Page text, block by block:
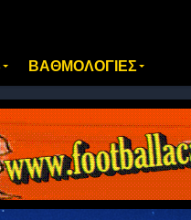
ΒΑΘΜΟΛΟΓΙΕΣ